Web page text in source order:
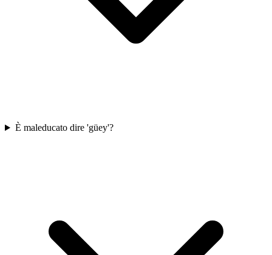
È maleducato dire 'güey'?